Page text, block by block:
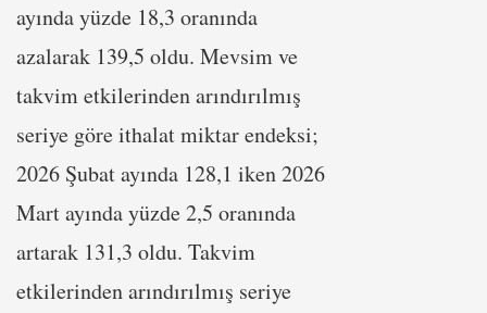
ayında yüzde 18,3 oranında
azalarak 139,5 oldu. Mevsim ve
takvim etkilerinden arındırılmış
seriye göre ithalat miktar endeksi;
2026 Şubat ayında 128,1 iken 2026
Mart ayında yüzde 2,5 oranında
artarak 131,3 oldu. Takvim
etkilerinden arındırılmış seriye